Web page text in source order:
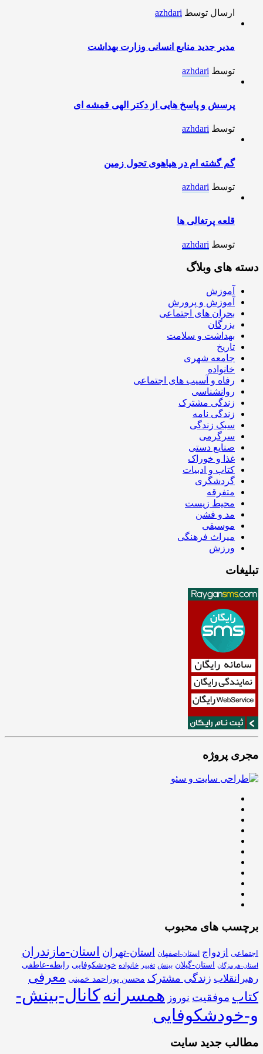
ارسال توسط azhdari
مدیر جدید منابع انسانی وزارت بهداشت
توسط azhdari
پرسش و پاسخ هایی از دکتر الهی قمشه ای
توسط azhdari
گم گشته ام در هیاهوی تحول زمین
توسط azhdari
قلعه پرتغالی ها
توسط azhdari
دسته های وبلاگ
آموزش
آموزش و پرورش
بحران های اجتماعی
بزرگان
بهداشت و سلامت
تاریخ
جامعه شهری
خانواده
رفاه و آسیب های اجتماعی
روانشناسی
زندگی مشترک
زندگی نامه
سبک زندگی
سرگرمی
صنایع دستی
غذا و خوراک
کتاب و ادبیات
گردشگری
متفرقه
محیط زیست
مد و فشن
موسیقی
میراث فرهنگی
ورزش
تبلیغات
مجری پروژه
برچسب های محبوب
اجتماعی ازدواج استان-اصفهان استان-تهران استان-مازندران
استان-هرمزگان استان-گیلان بینش تغییر خانواده خودشکوفایی رابطه-عاطفی
رهبرانقلاب زندگی مشترک محسن پوراحمد خمینی معرفی
کتاب موفقیت نوروز همسرانهکانال-بینش-
و-خودشکوفایی
مطالب جدید سایت